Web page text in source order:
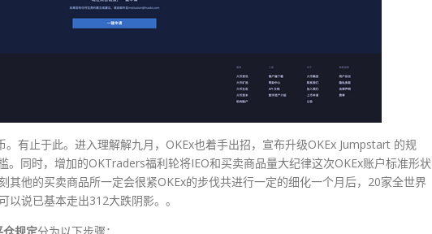
有止于此。进入理解解九月，OKEx也着手出招，宣布升级OKEx Jumpstart 的规
。同时，增加的OKTraders福利轮将IEO和买卖商品量大纪律这次OKEx账户标准形状
其他的买卖商品所一定会很紧OKEx的步伐共进行一定的细化一个月后，20家全世界
说已基本走出312大跌阴影。。
规定分为以下步骤：